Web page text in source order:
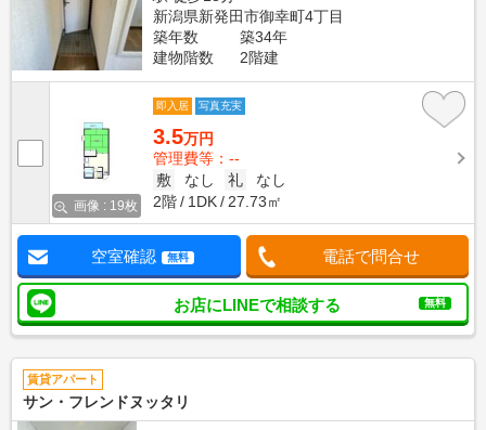
新潟県新発田市御幸町4丁目
築年数
築34年
建物階数
2階建
画像 : 19枚
即入居 写真充実
3.5万円
管理費等：--
敷
なし 礼
なし
2階
1DK 27.73㎡
空室確認 無料 電話で問合せ
お店にLINEで相談する 無料
賃貸アパート
サン・フレンドヌッタリ